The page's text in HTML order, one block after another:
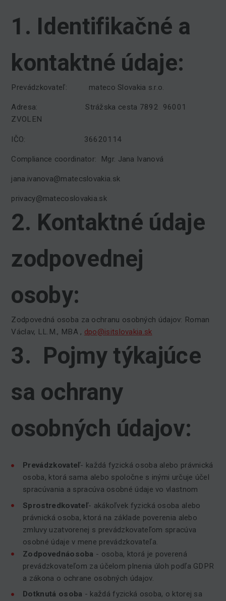
1. Identifikačné a
kontaktné údaje:
Prevádzkovateľ: mateco Slovakia s.r.o.
Adresa: Strážska cesta 7892 96001
ZVOLEN
IČO: 36620114
Compliance coordinator: Mgr. Jana Ivanová
jana.ivanova@matecslovakia.sk
privacy@matecoslovakia.sk
2. Kontaktné údaje
zodpovednej
osoby:
Zodpovedná osoba za ochranu osobných údajov: Roman
Václav, LL.M., MBA , dpo@isitslovakia.sk
3. Pojmy týkajúce
sa ochrany
osobných údajov:
Prevádzkovateľ- každá fyzická osoba alebo právnická
osoba, ktorá sama alebo spoločne s inými určuje účel
spracúvania a spracúva osobné údaje vo vlastnom
Sprostredkovateľ- akákoľvek fyzická osoba alebo
právnická osoba, ktorá na základe poverenia alebo
zmluvy uzatvorenej s prevádzkovateľom spracúva
osobné údaje v mene prevádzkovateľa.
Zodpovednáosoba - osoba, ktorá je poverená
prevádzkovateľom za účelom plnenia úloh podľa GDPR
a zákona o ochrane osobných údajov.
Dotknutá osoba - každá fyzická osoba, o ktorej sa